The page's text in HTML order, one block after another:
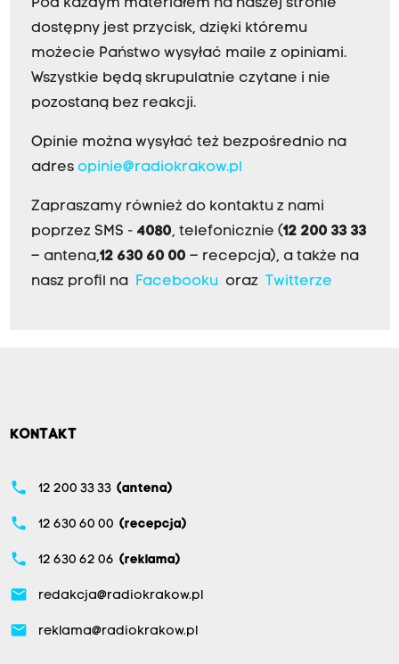
Pod każdym materiałem na naszej stronie
dostępny jest przycisk, dzięki któremu
możecie Państwo wysyłać maile z opiniami.
Wszystkie będą skrupulatnie czytane i nie
pozostaną bez reakcji.
Opinie można wysyłać też bezpośrednio na
adres opinie@radiokrakow.pl
Zapraszamy również do kontaktu z nami
poprzez SMS - 4080, telefonicznie (12 200 33 33
– antena,12 630 60 00 – recepcja), a także na
nasz profil na Facebookuoraz Twitterze
KONTAKT
phone 12 200 33 33 (antena)
phone 12 630 60 00 (recepcja)
phone 12 630 62 06 (reklama)
email redakcja@radiokrakow.pl
email reklama@radiokrakow.pl